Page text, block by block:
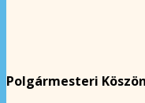
Polgármesteri